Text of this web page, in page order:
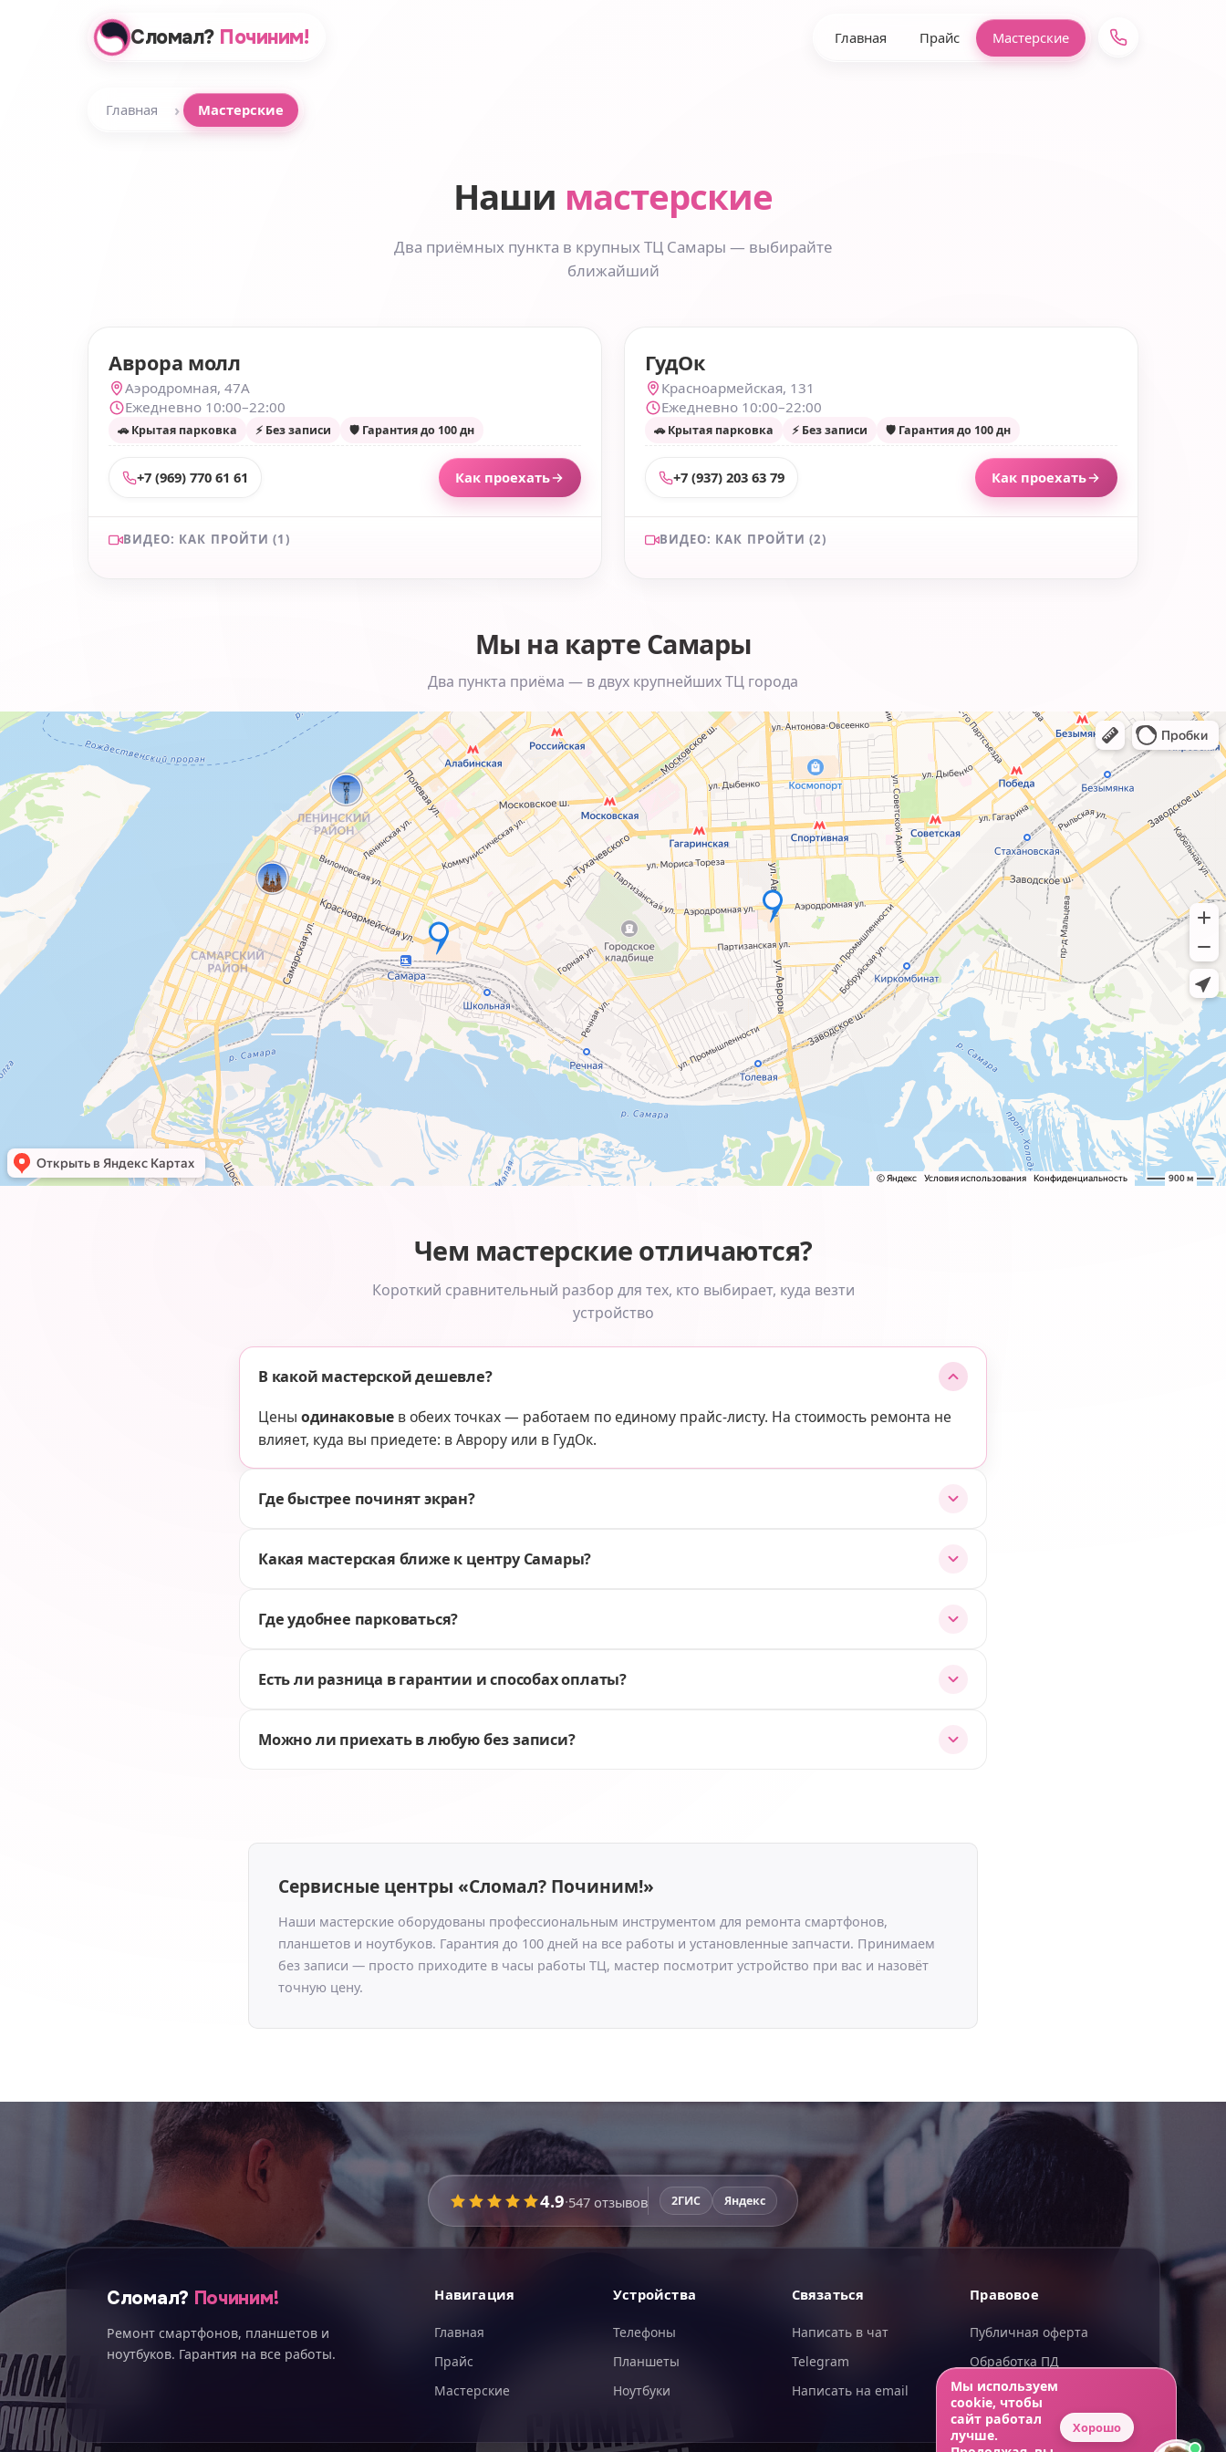
Сломал? Починим! Главная Прайс Мастерские
Главная › Мастерские
Наши мастерские
Два приёмных пункта в крупных ТЦ Самары — выбирайте
ближайший
Аврора молл
Аэродромная, 47А
Ежедневно 10:00–22:00
🚗 Крытая парковка ⚡ Без записи 🛡 Гарантия до 100 дн
+7 (969) 770 61 61 Как проехать
ВИДЕО: КАК ПРОЙТИ (1)
Как пройти к
мастерской
ГудОк
Красноармейская, 131
Ежедневно 10:00–22:00
🚗 Крытая парковка ⚡ Без записи 🛡 Гарантия до 100 дн
+7 (937) 203 63 79 Как проехать
ВИДЕО: КАК ПРОЙТИ (2)
Вход с
Красноармейской
Вход с Мечникова
Мы на карте Самары
Два пункта приёма — в двух крупнейших ТЦ города
Чем мастерские отличаются?
Короткий сравнительный разбор для тех, кто выбирает, куда везти
устройство
В какой мастерской дешевле?
Цены одинаковые в обеих точках — работаем по единому прайс-листу. На стоимость ремонта не
влияет, куда вы приедете: в Аврору или в ГудОк.
Где быстрее починят экран?
Какая мастерская ближе к центру Самары?
Где удобнее парковаться?
Есть ли разница в гарантии и способах оплаты?
Можно ли приехать в любую без записи?
Сервисные центры «Сломал? Починим!»
Наши мастерские оборудованы профессиональным инструментом для ремонта смартфонов,
планшетов и ноутбуков. Гарантия до 100 дней на все работы и установленные запчасти. Принимаем
без записи — просто приходите в часы работы ТЦ, мастер посмотрит устройство при вас и назовёт
точную цену.
4.9·547 отзывов 2ГИС Яндекс
Сломал? Починим!
Ремонт смартфонов, планшетов и
ноутбуков. Гарантия на все работы.
Навигация
Главная
Прайс
Мастерские
Устройства
Телефоны
Планшеты
Ноутбуки
Связаться
Написать в чат
Telegram
Написать на email
Правовое
Публичная оферта
Обработка ПД
Конфиденциальность
Мы используем
cookie, чтобы
сайт работал
лучше.
Хорошо